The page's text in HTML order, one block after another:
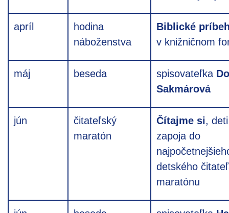
apríl
hodina
náboženstva
Biblické
v knižničnom
máj beseda spisovateľka
Sakmárová
jún
čitateľský
maratón
Čítajme si,
zapoja do
detského
maratónu